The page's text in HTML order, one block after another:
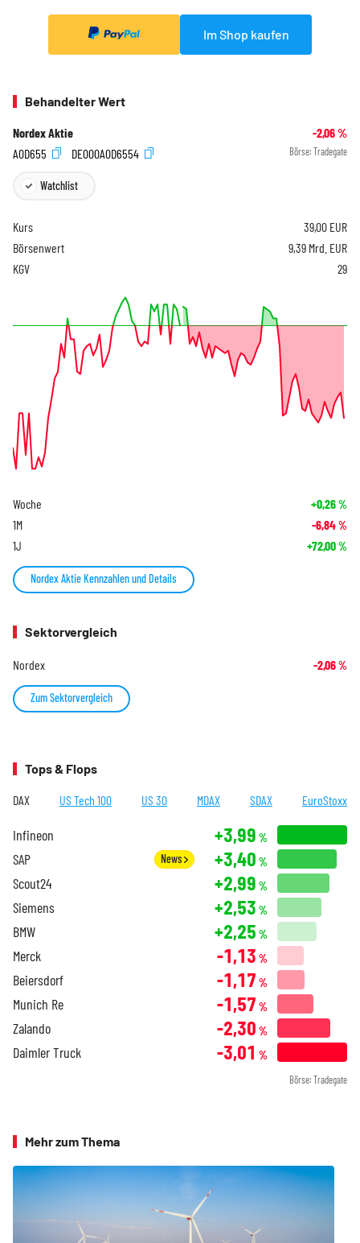
Im Shop kaufen
Behandelter Wert
Nordex Aktie -2,06%
A0D655
DE000A0D6554 Börse: Tradegate
Watchlist
Kurs 39,00 EUR
Börsenwert
9,39 Mrd. EUR
KGV
29
Woche +0,26%
1M -6,84%
1J +72,00%
Nordex Aktie Kennzahlen und Details
Sektorvergleich
Nordex -2,06%
Zum Sektorvergleich
Tops & Flops
DAX US Tech 100 US 30 MDAX SDAX EuroStoxx
Infineon +3,99 %
SAP News +3,40 %
Scout24 +2,99 %
Siemens +2,53 %
BMW +2,25 %
Merck -1,13 %
Beiersdorf -1,17 %
Munich Re -1,57 %
Zalando -2,30 %
Daimler Truck -3,01 %
Börse: Tradegate
Mehr zum Thema